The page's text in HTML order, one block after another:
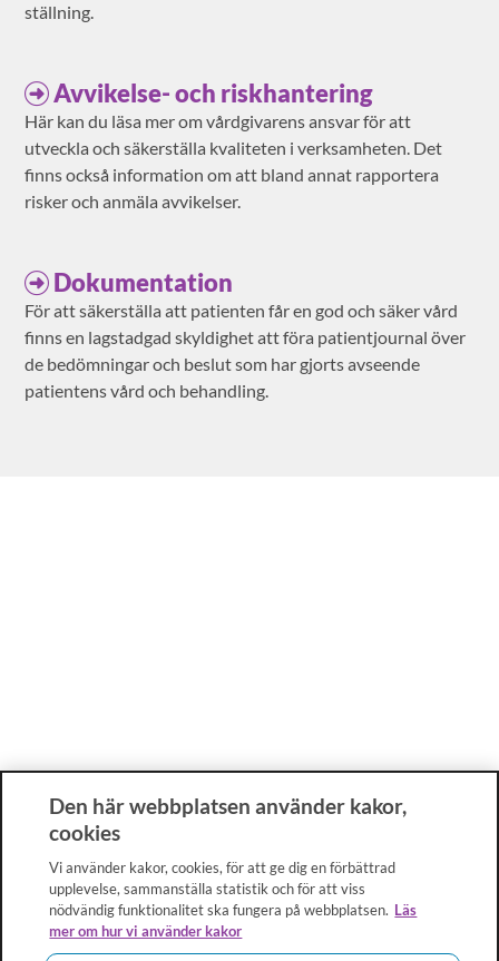
ställning.
Avvikelse- och riskhantering
Här kan du läsa mer om vårdgivarens ansvar för att
utveckla och säkerställa kvaliteten i verksamheten. Det
finns också information om att bland annat rapportera
risker och anmäla avvikelser.
Dokumentation
För att säkerställa att patienten får en god och säker vård
finns en lagstadgad skyldighet att föra patientjournal över
de bedömningar och beslut som har gjorts avseende
patientens vård och behandling.
Den här webbplatsen använder kakor,
cookies
Vi använder kakor, cookies, för att ge dig en förbättrad
upplevelse, sammanställa statistik och för att viss
nödvändig funktionalitet ska fungera på webbplatsen. Läs
mer om hur vi använder kakor